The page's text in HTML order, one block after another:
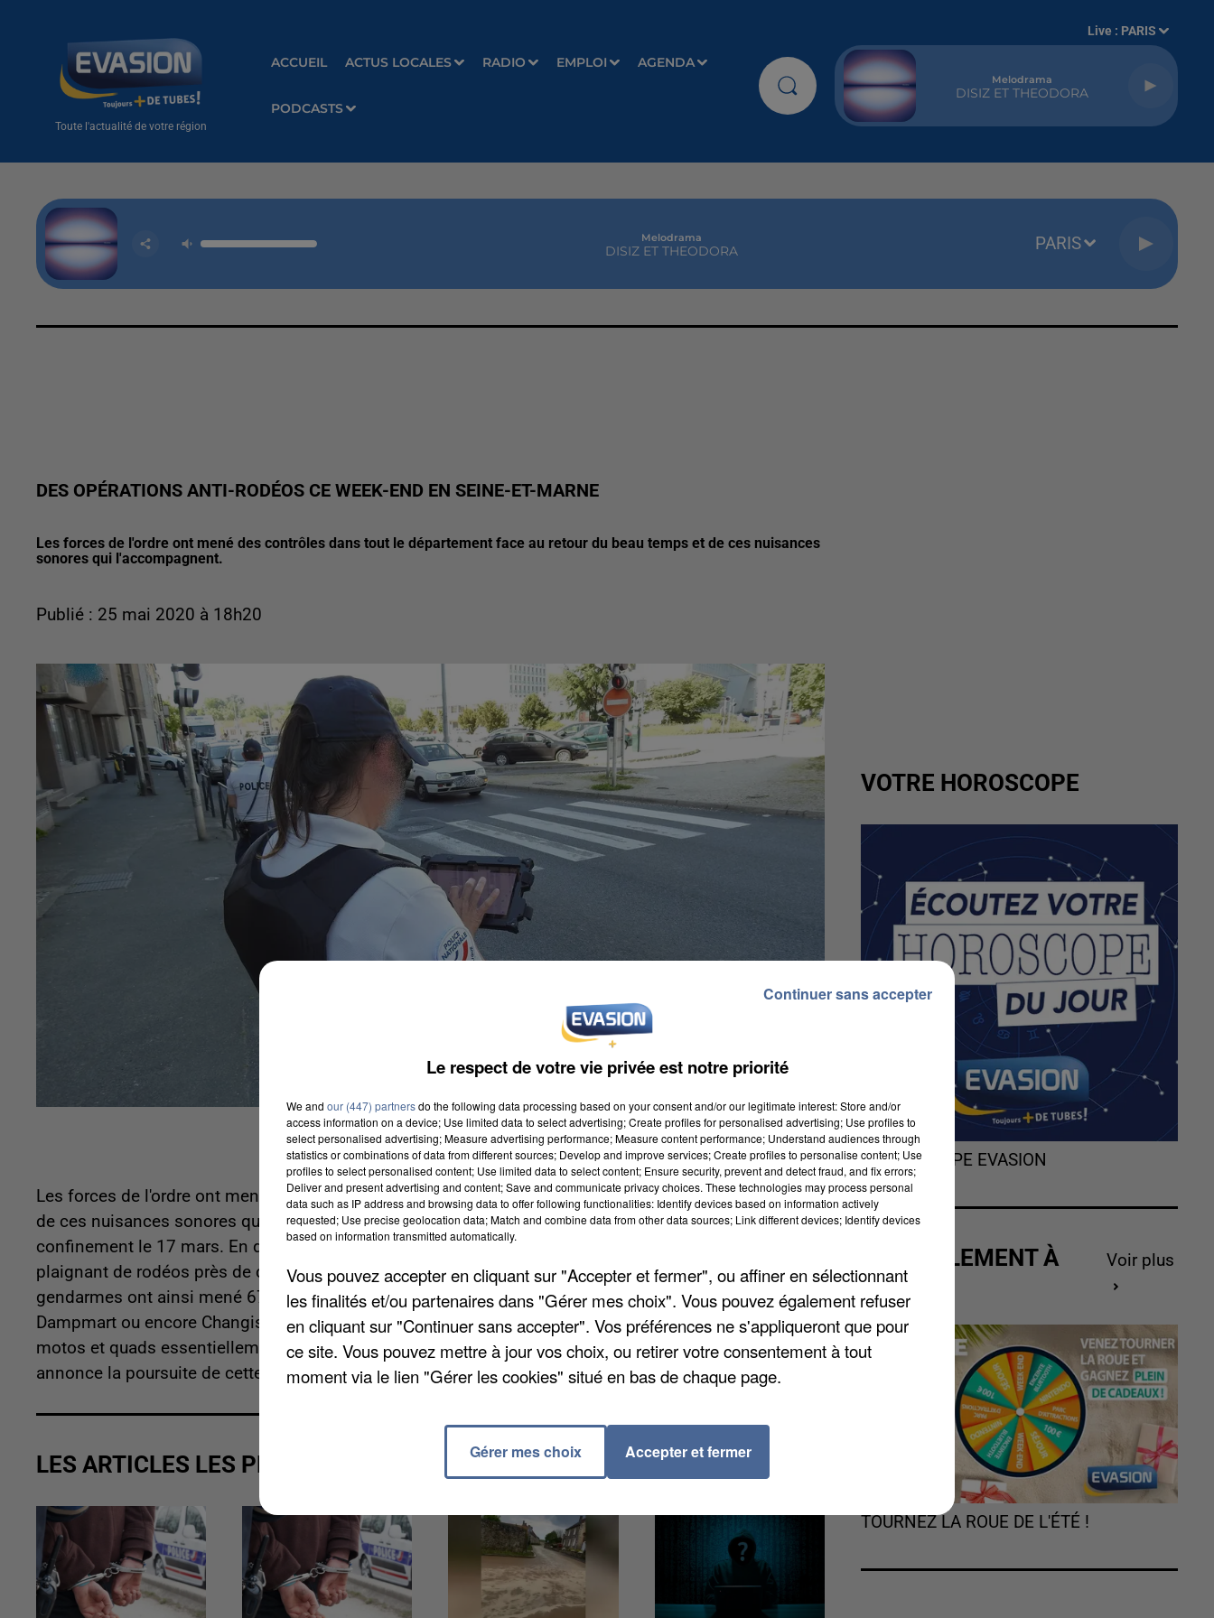
Toute l'actualité de votre région
ACCUEIL ACTUS LOCALES RADIO EMPLOI AGENDA
PODCASTS
Live : PARIS
Melodrama
DISIZ ET THEODORA
Melodrama
DISIZ ET THEODORA PARIS
DES OPÉRATIONS ANTI-RODÉOS CE WEEK-END EN SEINE-ET-MARNE
Les forces de l'ordre ont mené des contrôles dans tout le département face au retour du beau temps et de ces nuisances
sonores qui l'accompagnent.
Publié : 25 mai 2020 à 18h20
Les forces de l'ordre ont mené des contrôles dans tout le département face au retour du beau temps et
de ces nuisances sonores qui l'accompagnent. Un fléau qui dure depuis le début même du
confinement le 17 mars. En deux mois, les gendarmes ont ainsi reçu 174 appels de particuliers se
plaignant de rodéos près de chez eux contre 73 sur la même période l'année dernière. Policiers et
gendarmes ont ainsi mené 67 opérations, notamment durant ce week-end à Thorigny-sur-Marne,
Dampmart ou encore Changis-sur-Marne. Ils ont relevé 150 infractions. Et 44 véhicules ont été saisis :
motos et quads essentiellement, mais aussi plusieurs voitures et même un utilitaire. Et la préfecture
annonce la poursuite de cette répression dans les jours qui viennent.
LES ARTICLES LES PLUS VUS
VOTRE HOROSCOPE
L'HOROSCOPE EVASION
ACTUELLEMENT À
GAGNER
Voir plus
TOURNEZ LA ROUE DE L'ÉTÉ !
Le respect de votre vie privée est notre priorité
We and our (447) partnersdo the following data processing based on your consent and/or our legitimate interest: Store and/or
access information on a device; Use limited data to select advertising; Create profiles for personalised advertising; Use profiles to
select personalised advertising; Measure advertising performance; Measure content performance; Understand audiences through
statistics or combinations of data from different sources; Develop and improve services; Create profiles to personalise content; Use
profiles to select personalised content; Use limited data to select content; Ensure security, prevent and detect fraud, and fix errors;
Deliver and present advertising and content; Save and communicate privacy choices. These technologies may process personal
data such as IP address and browsing data to offer following functionalities: Identify devices based on information actively
requested; Use precise geolocation data; Match and combine data from other data sources; Link different devices; Identify devices
based on information transmitted automatically.
Vous pouvez accepter en cliquant sur "Accepter et fermer", ou affiner en sélectionnant
les finalités et/ou partenaires dans "Gérer mes choix". Vous pouvez également refuser
en cliquant sur "Continuer sans accepter". Vos préférences ne s'appliqueront que pour
ce site. Vous pouvez mettre à jour vos choix, ou retirer votre consentement à tout
moment via le lien "Gérer les cookies" situé en bas de chaque page.
Gérer mes choix Accepter et fermer
Continuer sans accepter